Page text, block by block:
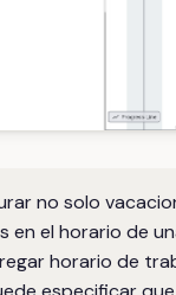
no solo
en el horario de
horario de